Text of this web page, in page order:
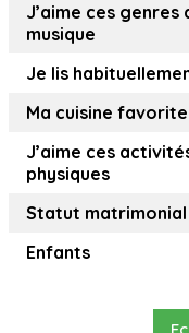
J’aime ces genres
musique
Je lis
Ma cuisine favorite
J’aime ces
physiques
Statut matrimonial
Enfants